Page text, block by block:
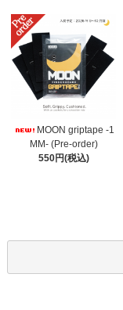
MOON griptape -1
MM- (Pre-order)
550円(税込)